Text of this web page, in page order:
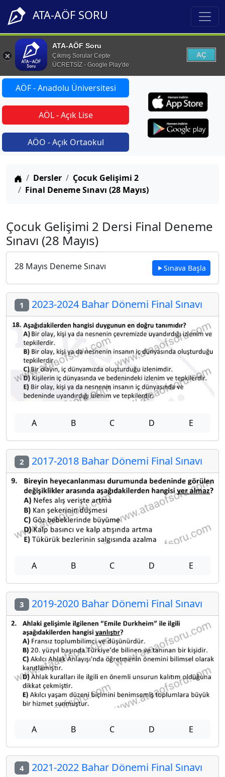
ATA-AÖF SORU
ATA-AÖF Soru
Çıkmış Sorular Cepte
ÜCRETSİZ - Google Play'de
AÇ
AÖF - Anadolu Üniversitesi
AÖL - Açık Lise
AÖO - Açık Ortaokul
Anasayfa
Dersler
Çocuk Gelişimi 2
Final Deneme Sınavı (28 Mayıs)
Çocuk Gelişimi 2 Dersi Final Deneme
Sınavı (28 Mayıs)
28 Mayıs Deneme Sınavı Sınava Başla
1 2023-2024 Bahar Dönemi Final Sınavı
A B C D E
2 2017-2018 Bahar Dönemi Final Sınavı
A B C D E
3 2019-2020 Bahar Dönemi Final Sınavı
A B C D E
4 2021-2022 Bahar Dönemi Final Sınavı